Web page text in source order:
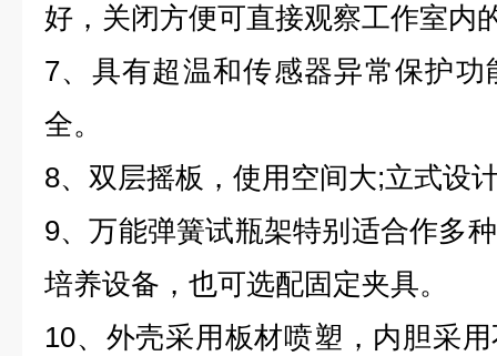
好，关闭方便可直接观察工作室内
7、具有超温和传感器异常保护
全。
8、双层摇板，使用空间大;立式设
9、万能弹簧试瓶架特别适合作多
培养设备，也可选配固定夹具。
10、外壳采用板材喷塑，内胆采